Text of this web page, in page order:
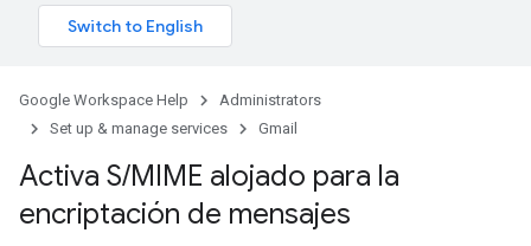
Google Workspace Help
Administrators
Set up & manage services
Gmail
Activa S/MIME alojado para la
encriptación de mensajes